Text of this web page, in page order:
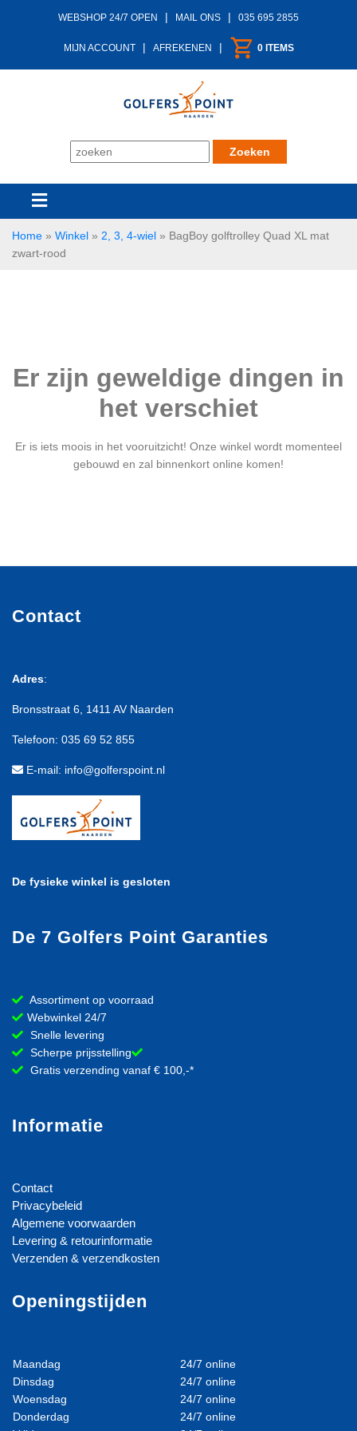
WEBSHOP 24/7 OPEN | MAIL ONS | 035 695 2855
MIJN ACCOUNT | AFREKENEN | 0 ITEMS
Home » Winkel » 2, 3, 4-wiel » BagBoy golftrolley Quad XL mat
zwart-rood
Er zijn geweldige dingen in
het verschiet
Er is iets moois in het vooruitzicht! Onze winkel wordt momenteel
gebouwd en zal binnenkort online komen!
Contact
Adres:
Bronsstraat 6, 1411 AV Naarden
Telefoon: 035 69 52 855
E-mail: info@golferspoint.nl
De fysieke winkel is gesloten
De 7 Golfers Point Garanties
Assortiment op voorraad
Webwinkel 24/7
Snelle levering
Scherpe prijsstelling
Gratis verzending vanaf € 100,-*
Informatie
Contact
Privacybeleid
Algemene voorwaarden
Levering & retourinformatie
Verzenden & verzendkosten
Openingstijden
Maandag
24/7 online
Dinsdag
24/7 online
Woensdag
24/7 online
Donderdag
24/7 online